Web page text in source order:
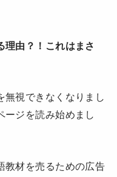
理由？！これはまさ
無視できなくなりまし
ージを読み始めまし
教材を売るための広告